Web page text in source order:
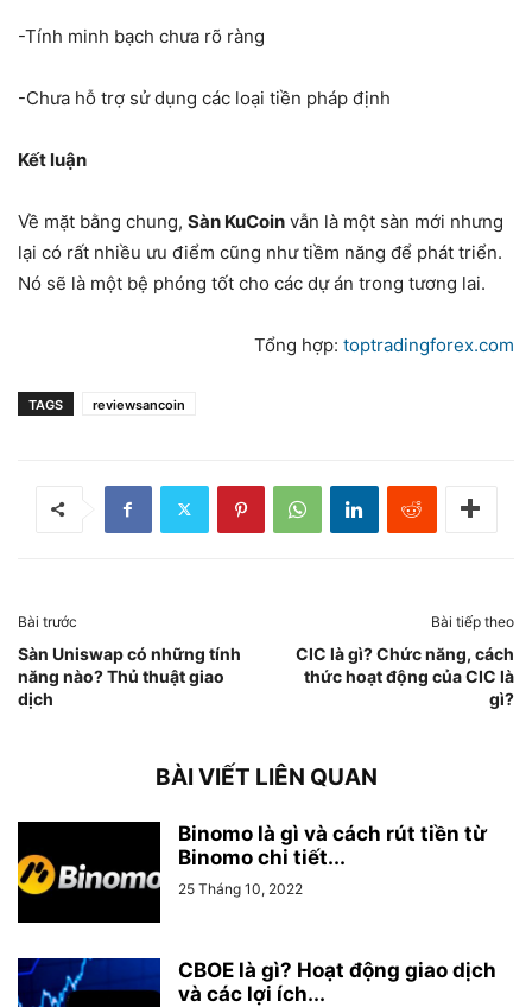
-Tính minh bạch chưa rõ ràng
-Chưa hỗ trợ sử dụng các loại tiền pháp định
Kết luận
Về mặt bằng chung, Sàn KuCoin vẫn là một sàn mới nhưng
lại có rất nhiều ưu điểm cũng như tiềm năng để phát triển.
Nó sẽ là một bệ phóng tốt cho các dự án trong tương lai.
Tổng hợp: toptradingforex.com
TAGS reviewsancoin
Bài trước
Sàn Uniswap có những tính
năng nào? Thủ thuật giao
dịch
Bài tiếp theo
CIC là gì? Chức năng, cách
thức hoạt động của CIC là
gì?
BÀI VIẾT LIÊN QUAN
Binomo là gì và cách rút tiền từ
Binomo chi tiết...
25 Tháng 10, 2022
CBOE là gì? Hoạt động giao dịch
và các lợi ích...